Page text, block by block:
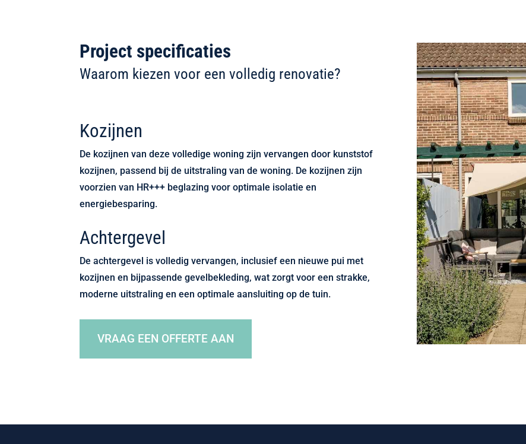
Project specificaties
Waarom kiezen voor een volledig renovatie?
Kozijnen
De kozijnen van deze volledige woning zijn vervangen door kunststof
kozijnen, passend bij de uitstraling van de woning. De kozijnen zijn
voorzien van HR+++ beglazing voor optimale isolatie en
energiebesparing.
Achtergevel
De achtergevel is volledig vervangen, inclusief een nieuwe pui met
kozijnen en bijpassende gevelbekleding, wat zorgt voor een strakke,
moderne uitstraling en een optimale aansluiting op de tuin.
VRAAG EEN OFFERTE AAN